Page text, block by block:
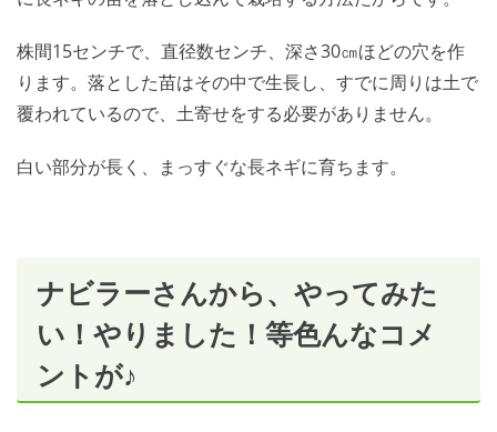
株間15センチで、直径数センチ、深さ30㎝ほどの穴を作
ります。落とした苗はその中で生長し、すでに周りは土で
覆われているので、土寄せをする必要がありません。
白い部分が長く、まっすぐな長ネギに育ちます。
ナビラーさんから、やってみた
い！やりました！等色んなコメ
ントが♪